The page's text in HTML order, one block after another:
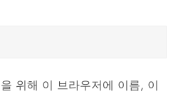
위해 이 브라우저에 이름, 이